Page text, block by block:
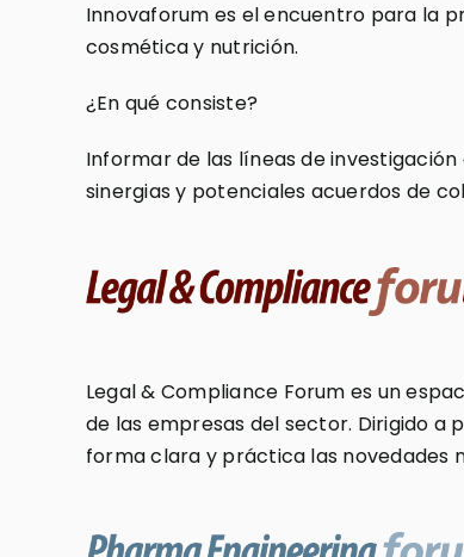
Innovaforum es el encuentro para la
cosmética y nutrición.
¿En qué consiste?
Informar de las líneas de
sinergias y potenciales acuerdos de
Legal & Compliance Forum es un
de las empresas del sector. Dirigido a
forma clara y práctica las novedades